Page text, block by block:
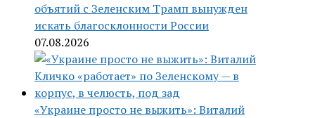
объятий с Зеленским Трамп вынужден
искать благосклонности России
07.08.2026
«Украине просто не выжить»: Виталий